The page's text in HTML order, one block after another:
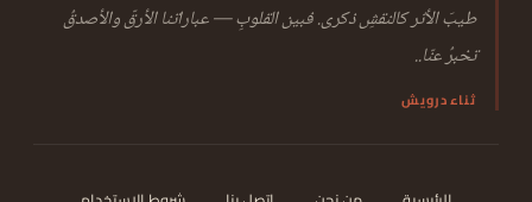
طيبَ الأثر كالنقشِ ذكرى. فبين القلوبِ — عباراتنا الأرقّ والأصدقُ
تخبرُ عنّا..
ثناء درويش